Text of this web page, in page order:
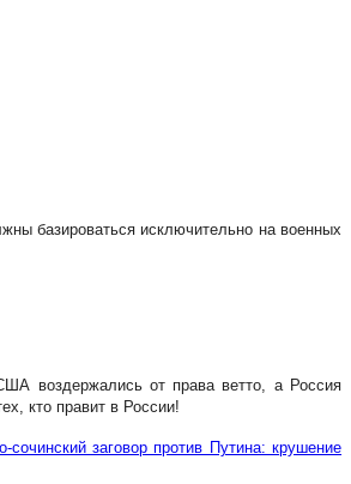
базироваться исключительно на военных
воздержались от права ветто, а Россия
кто правит в России!
сочинский заговор против Путина: крушение